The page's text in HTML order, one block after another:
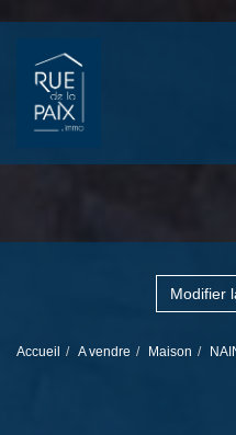
Modifier
Accueil A vendre Maison